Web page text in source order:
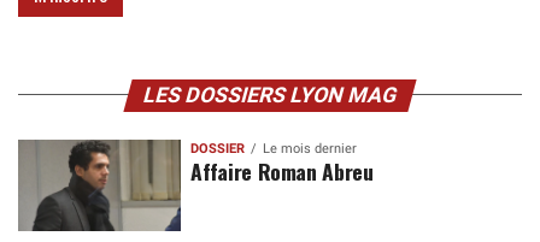
LES DOSSIERS LYON MAG
DOSSIER Le mois dernier
Affaire Roman Abreu